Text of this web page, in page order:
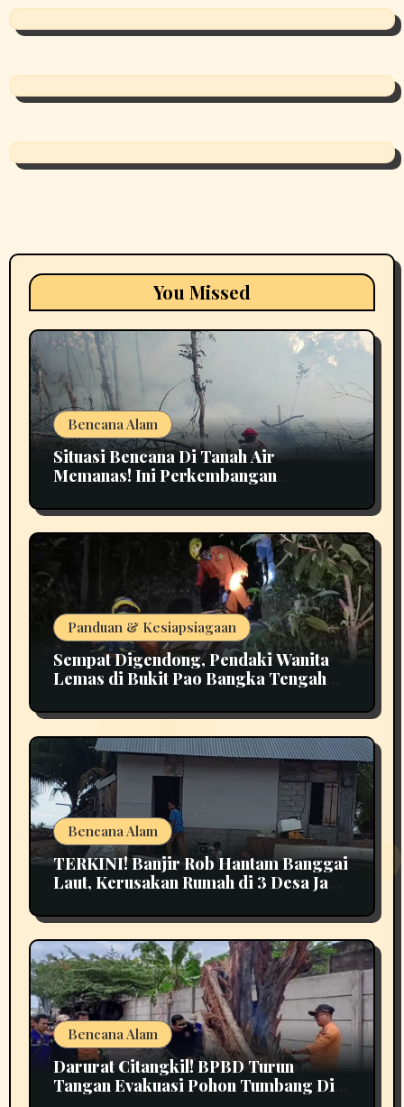
You Missed
Bencana Alam
Situasi Bencana Di Tanah Air
Memanas! Ini Perkembangan
Panduan & Kesiapsiagaan
Sempat Digendong, Pendaki Wanita
Lemas di Bukit Pao Bangka Tengah
Bencana Alam
TERKINI! Banjir Rob Hantam Banggai
Laut, Kerusakan Rumah di 3 Desa Jadi
Bencana Alam
Darurat Citangkil! BPBD Turun
Tangan Evakuasi Pohon Tumbang Di